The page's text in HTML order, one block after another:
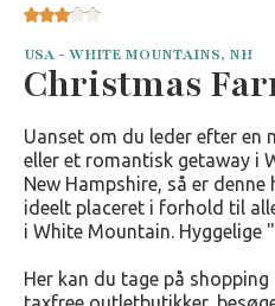
USA - WHITE MOUNTAINS, NH
Christmas
Uanset om du leder efter
eller et romantisk getaway i
New Hampshire, så er
ideelt placeret i forhold til
i White Mountain.
Her kan du tage på